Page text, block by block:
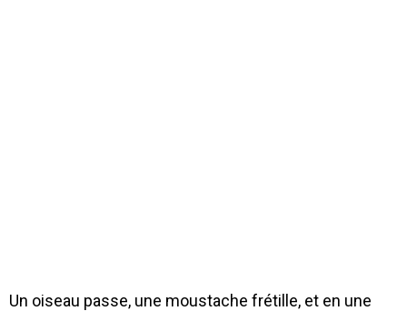
Un oiseau passe, une moustache frétille, et en une